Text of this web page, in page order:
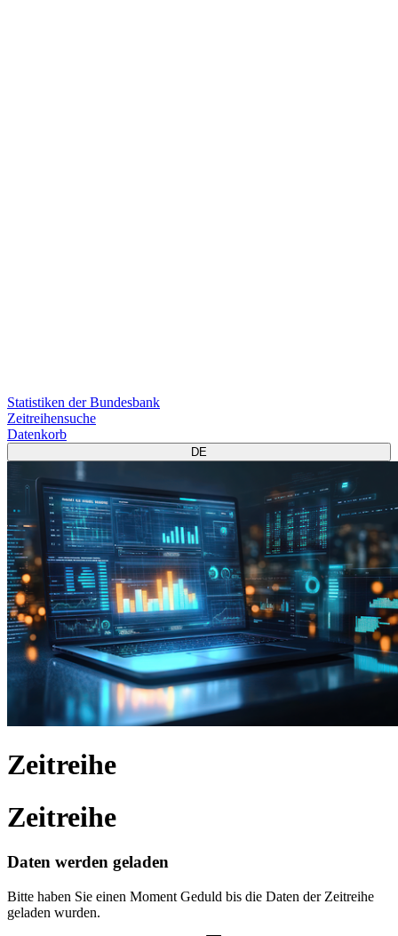
Statistiken der Bundesbank
Zeitreihensuche
Datenkorb
DE
Zeitreihe
Zeitreihe
Daten werden geladen
Bitte haben Sie einen Moment Geduld bis die Daten der Zeitreihe
geladen wurden.